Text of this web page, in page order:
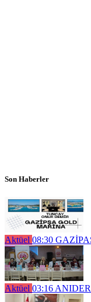
Son Haberler
Aktüel 08:30
Aktüel 03:16 ANIDER